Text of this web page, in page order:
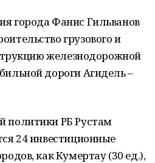
города Фанис Гильванов
грузового и
железнодорожной
дороги Агидель –
политики РБ Рустам
24 инвестиционные
как Кумертау (30 ед.),